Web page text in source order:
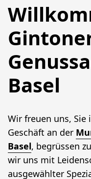
Basel
Wir freuen uns,
Geschäft an der
Basel, begrüssen
wir uns mit
ausgewählter